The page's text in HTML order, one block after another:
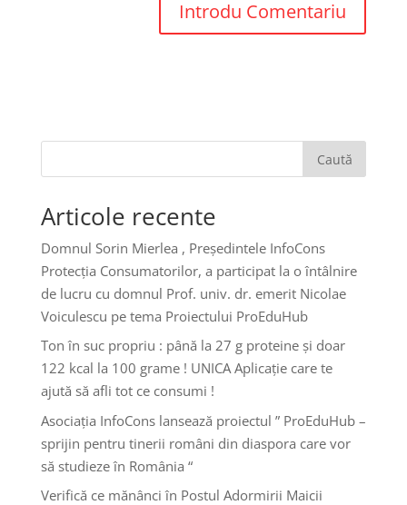
Caută
Articole recente
Domnul Sorin Mierlea , Președintele InfoCons
Protecția Consumatorilor, a participat la o întâlnire
de lucru cu domnul Prof. univ. dr. emerit Nicolae
Voiculescu pe tema Proiectului ProEduHub
Ton în suc propriu : până la 27 g proteine și doar
122 kcal la 100 grame ! UNICA Aplicație care te
ajută să afli tot ce consumi !
Asociația InfoCons lansează proiectul ” ProEduHub –
sprijin pentru tinerii români din diaspora care vor
să studieze în România “
Verifică ce mănânci în Postul Adormirii Maicii